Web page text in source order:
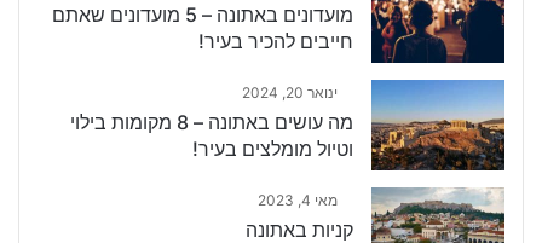
מועדונים באתונה – 5 מועדונים שאתם
חייבים להכיר בעיר!
ינואר 20, 2024
מה עושים באתונה – 8 מקומות בילוי
וטיול מומלצים בעיר!
מאי 4, 2023
קניות באתונה